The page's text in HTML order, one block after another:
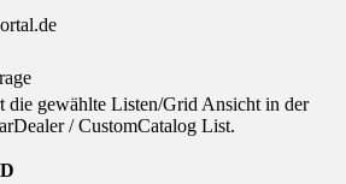
die gewählte Listen/Grid Ansicht in der
/ CustomCatalog List.